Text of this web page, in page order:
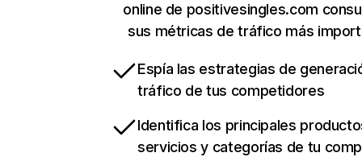
online de positivesingles.com
sus métricas de tráfico más
Espía las estrategias de
tráfico de tus competidores
Identifica los principales
servicios y categorías de tu